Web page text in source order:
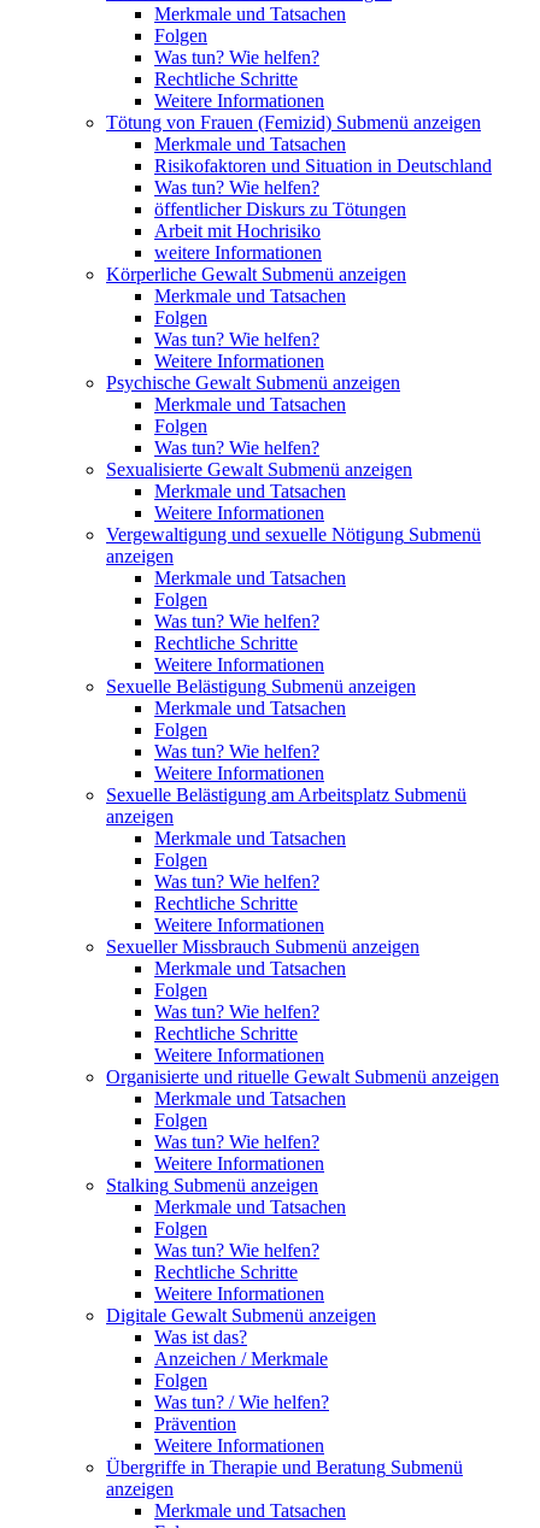
Merkmale und Tatsachen
Folgen
Was tun? Wie helfen?
Rechtliche Schritte
Weitere Informationen
Tötung von Frauen (Femizid) Submenü anzeigen
Merkmale und Tatsachen
Risikofaktoren und Situation in Deutschland
Was tun? Wie helfen?
öffentlicher Diskurs zu Tötungen
Arbeit mit Hochrisiko
weitere Informationen
Körperliche Gewalt Submenü anzeigen
Merkmale und Tatsachen
Folgen
Was tun? Wie helfen?
Weitere Informationen
Psychische Gewalt Submenü anzeigen
Merkmale und Tatsachen
Folgen
Was tun? Wie helfen?
Sexualisierte Gewalt Submenü anzeigen
Merkmale und Tatsachen
Weitere Informationen
Vergewaltigung und sexuelle Nötigung Submenü
anzeigen
Merkmale und Tatsachen
Folgen
Was tun? Wie helfen?
Rechtliche Schritte
Weitere Informationen
Sexuelle Belästigung Submenü anzeigen
Merkmale und Tatsachen
Folgen
Was tun? Wie helfen?
Weitere Informationen
Sexuelle Belästigung am Arbeitsplatz Submenü
anzeigen
Merkmale und Tatsachen
Folgen
Was tun? Wie helfen?
Rechtliche Schritte
Weitere Informationen
Sexueller Missbrauch Submenü anzeigen
Merkmale und Tatsachen
Folgen
Was tun? Wie helfen?
Rechtliche Schritte
Weitere Informationen
Organisierte und rituelle Gewalt Submenü anzeigen
Merkmale und Tatsachen
Folgen
Was tun? Wie helfen?
Weitere Informationen
Stalking Submenü anzeigen
Merkmale und Tatsachen
Folgen
Was tun? Wie helfen?
Rechtliche Schritte
Weitere Informationen
Digitale Gewalt Submenü anzeigen
Was ist das?
Anzeichen / Merkmale
Folgen
Was tun? / Wie helfen?
Prävention
Weitere Informationen
Übergriffe in Therapie und Beratung Submenü
anzeigen
Merkmale und Tatsachen